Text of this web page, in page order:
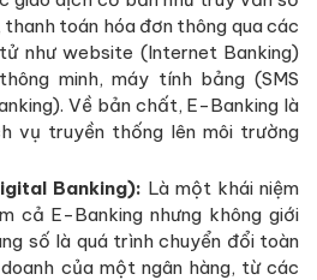
toán hóa đơn thông qua các
như website (Internet Banking)
minh, máy tính bảng (SMS
Về bản chất, E-Banking là
vụ truyền thống lên môi trường
Banking): Là một khái niệm
cả E-Banking nhưng không giới
số là quá trình chuyển đổi toàn
của một ngân hàng, từ các